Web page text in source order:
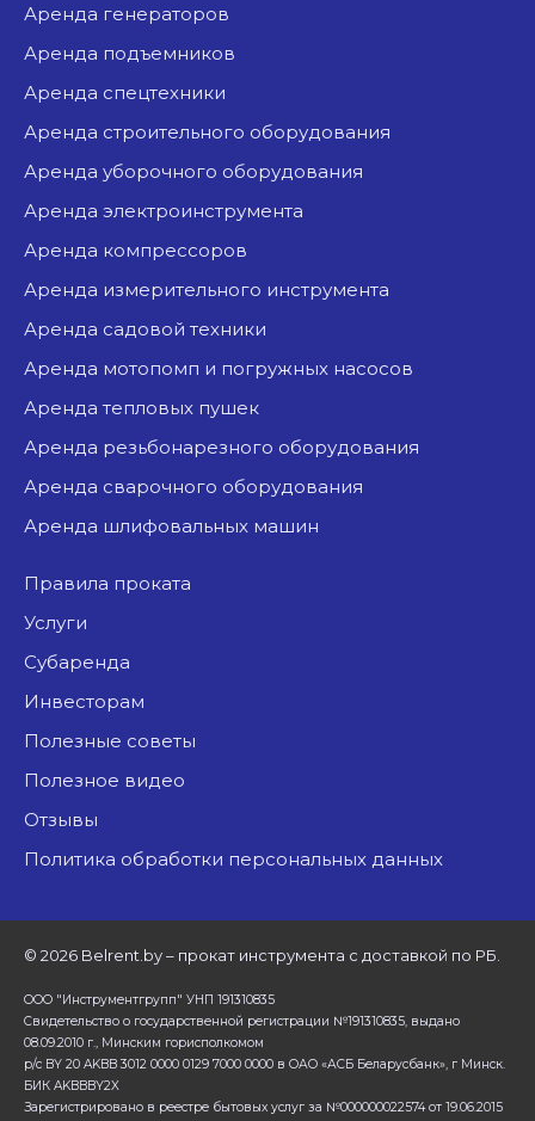
аренда генераторов
аренда подъемников
аренда спецтехники
аренда строительного оборудования
аренда уборочного оборудования
аренда электроинструмента
аренда компрессоров
аренда измерительного инструмента
аренда садовой техники
аренда мотопомп и погружных насосов
аренда тепловых пушек
аренда резьбонарезного оборудования
аренда сварочного оборудования
аренда шлифовальных машин
Правила проката
Услуги
Субаренда
Инвесторам
Полезные советы
Полезное видео
Отзывы
Политика обработки персональных данных
© 2026 Belrent.by – прокат инструмента с доставкой по РБ.
ООО "Инструментгрупп" УНП 191310835
Свидетельство о государственной регистрации №191310835, выдано
08.09.2010 г., Минским горисполкомом
р/с BY 20 AKBB 3012 0000 0129 7000 0000 в ОАО «АСБ Беларусбанк», г Минск.
БИК AKBBBY2X
Зарегистрировано в реестре бытовых услуг за №000000022574 от 19.06.2015